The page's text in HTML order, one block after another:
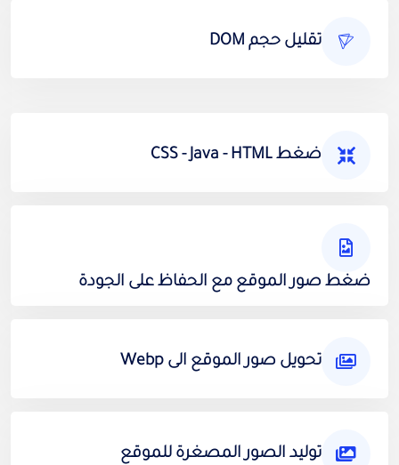
تقليل حجم DOM
ضغط CSS - Java - HTML
ضغط صور الموقع مع الحفاظ على الجودة
تحويل صور الموقع الى Webp
توليد الصور المصغرة للموقع